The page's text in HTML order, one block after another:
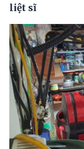
liệt sĩ